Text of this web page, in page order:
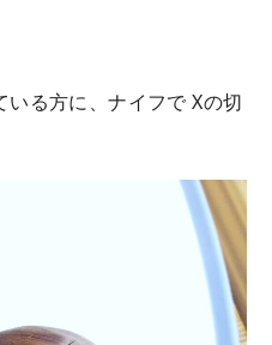
る方に、ナイフで Xの切